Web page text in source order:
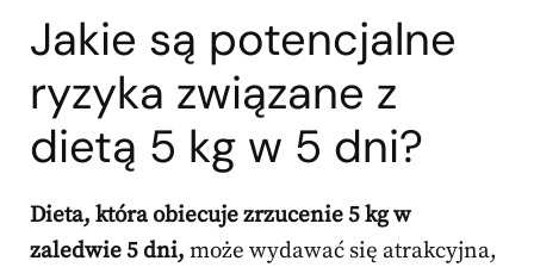
Jakie są potencjalne
ryzyka związane z
dietą 5 kg w 5 dni?
Dieta, która obiecuje zrzucenie 5 kg w
zaledwie 5 dni, może wydawać się atrakcyjna,